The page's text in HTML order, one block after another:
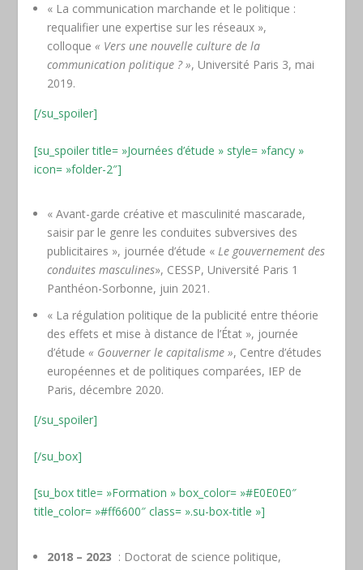
« La communication marchande et le politique :
requalifier une expertise sur les réseaux »,
colloque « Vers une nouvelle culture de la
communication politique ? », Université Paris 3, mai
2019.
[/su_spoiler]
[su_spoiler title= »Journées d’étude » style= »fancy »
icon= »folder-2″]
« Avant-garde créative et masculinité mascarade,
saisir par le genre les conduites subversives des
publicitaires », journée d’étude «Le gouvernement des
conduites masculines», CESSP, Université Paris 1
Panthéon-Sorbonne, juin 2021.
« La régulation politique de la publicité entre théorie
des effets et mise à distance de l’État », journée
d’étude « Gouverner le capitalisme », Centre d’études
européennes et de politiques comparées, IEP de
Paris, décembre 2020.
[/su_spoiler]
[/su_box]
[su_box title= »Formation » box_color= »#E0E0E0″
title_color= »#ff6600″ class= ».su-box-title »]
2018 – 2023 : Doctorat de science politique,